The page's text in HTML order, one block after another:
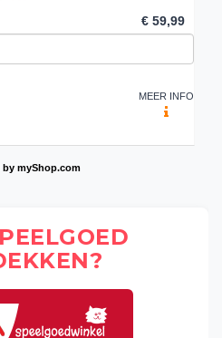
€ 59,99
MEER INFO
by myShop.com